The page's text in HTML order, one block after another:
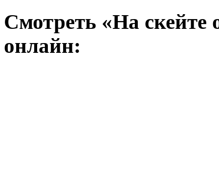
Смотреть «На скейте
онлайн: